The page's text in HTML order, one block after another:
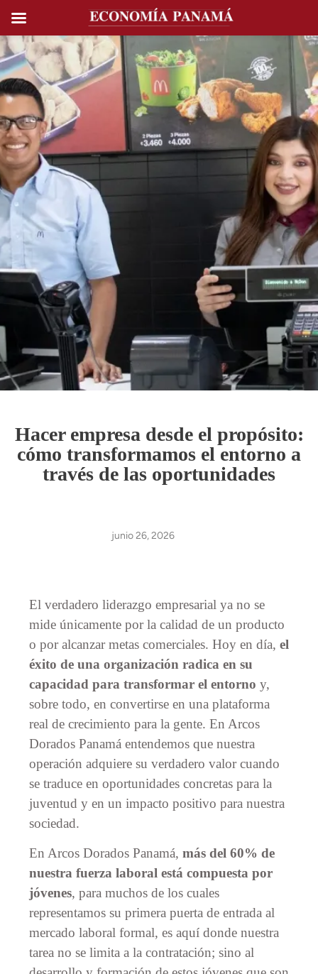
Hacer empresa desde el propósito:
cómo transformamos el entorno a
través de las oportunidades
junio 26, 2026
El verdadero liderazgo empresarial ya no se
mide únicamente por la calidad de un producto
o por alcanzar metas comerciales. Hoy en día, el
éxito de una organización radica en su
capacidad para transformar el entorno y,
sobre todo, en convertirse en una plataforma
real de crecimiento para la gente. En Arcos
Dorados Panamá entendemos que nuestra
operación adquiere su verdadero valor cuando
se traduce en oportunidades concretas para la
juventud y en un impacto positivo para nuestra
sociedad.
En Arcos Dorados Panamá, más del 60% de
nuestra fuerza laboral está compuesta por
jóvenes, para muchos de los cuales
representamos su primera puerta de entrada al
mercado laboral formal, es aquí donde nuestra
tarea no se limita a la contratación; sino al